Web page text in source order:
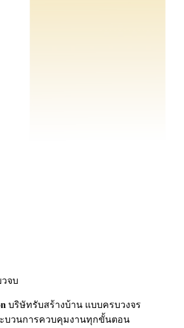
วจบ
บริษัทรับสร้างบ้าน แบบครบวงจร
บวนการควบคุมงานทุกขั้นตอน